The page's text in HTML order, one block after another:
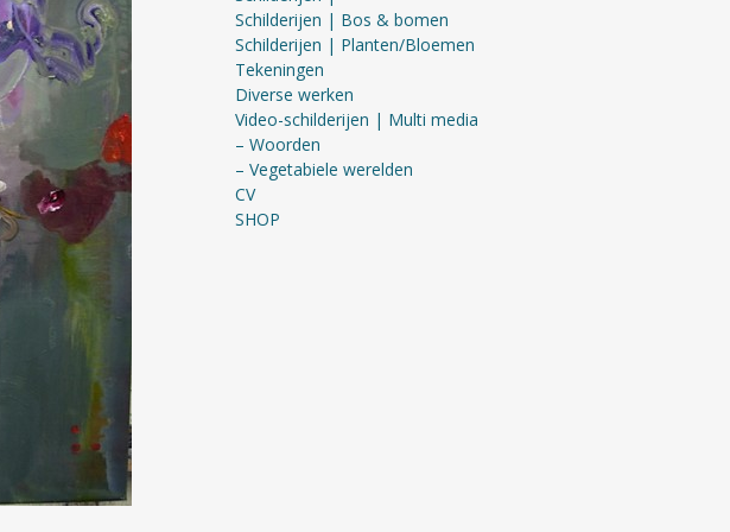
Schilderijen | Bos & bomen
Schilderijen | Planten/Bloemen
Tekeningen
Diverse werken
Video-schilderijen | Multi media
– Woorden
– Vegetabiele werelden
CV
SHOP